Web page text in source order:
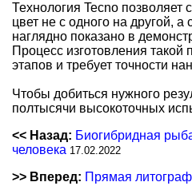
Технология Tecno позволяет
цвет не с одного на другой, а
наглядно показано в
Процесс изготовления такой
этапов и требует точности
Чтобы добиться нужного
полтысячи высокоточных
<< Назад: Биогибридная
человека 17.02.2022
>> Вперед: Прямая